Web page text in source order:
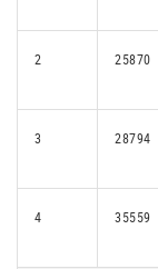
2 25870
3 28794
4 35559